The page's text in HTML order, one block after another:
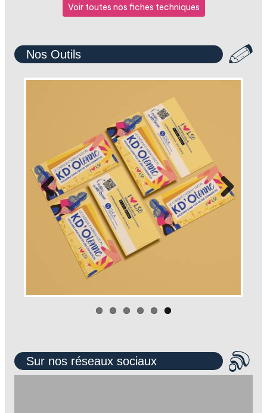
Voir toutes nos fiches techniques
Nos Outils
Sur nos réseaux sociaux